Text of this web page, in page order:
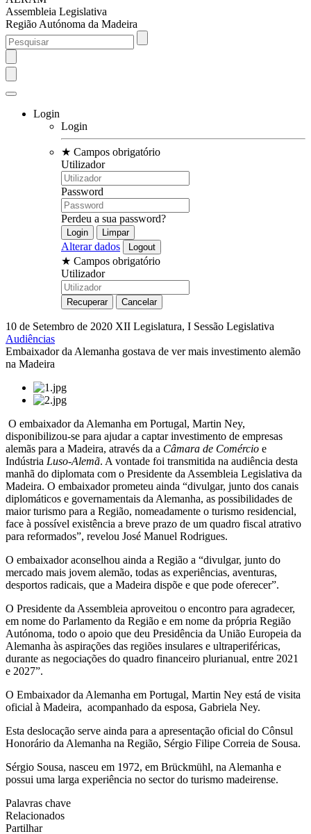
Assembleia Legislativa
Região Autónoma da Madeira
Login
Login
★ Campos obrigatório
Utilizador
Password
Perdeu a sua password?
Alterar dados
★ Campos obrigatório
Utilizador
10 de Setembro de 2020 XII Legislatura, I Sessão Legislativa
Audiências
Embaixador da Alemanha gostava de ver mais investimento alemão
na Madeira
O embaixador da Alemanha em Portugal, Martin Ney,
disponibilizou-se para ajudar a captar investimento de empresas
alemãs para a Madeira, através da a Câmara de Comércio e
Indústria Luso-Alemã. A vontade foi transmitida na audiência desta
manhã do diplomata com o Presidente da Assembleia Legislativa da
Madeira. O embaixador prometeu ainda “divulgar, junto dos canais
diplomáticos e governamentais da Alemanha, as possibilidades de
maior turismo para a Região, nomeadamente o turismo residencial,
face à possível existência a breve prazo de um quadro fiscal atrativo
para reformados”, revelou José Manuel Rodrigues.
O embaixador aconselhou ainda a Região a “divulgar, junto do
mercado mais jovem alemão, todas as experiências, aventuras,
desportos radicais, que a Madeira dispõe e que pode oferecer”.
O Presidente da Assembleia aproveitou o encontro para agradecer,
em nome do Parlamento da Região e em nome da própria Região
Autónoma, todo o apoio que deu Presidência da União Europeia da
Alemanha às aspirações das regiões insulares e ultraperiféricas,
durante as negociações do quadro financeiro plurianual, entre 2021
e 2027”.
O Embaixador da Alemanha em Portugal, Martin Ney está de visita
oficial à Madeira, acompanhado da esposa, Gabriela Ney.
Esta deslocação serve ainda para a apresentação oficial do Cônsul
Honorário da Alemanha na Região, Sérgio Filipe Correia de Sousa.
Sérgio Sousa, nasceu em 1972, em Brückmühl, na Alemanha e
possui uma larga experiência no sector do turismo madeirense.
Palavras chave
Relacionados
Partilhar